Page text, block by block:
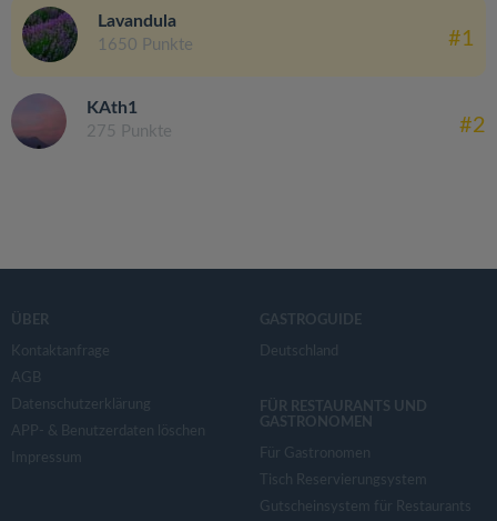
Lavandula
1650 Punkte #1
KAth1
275 Punkte #2
ÜBER
Kontaktanfrage
AGB
Datenschutzerklärung
APP- & Benutzerdaten löschen
Impressum
GASTROGUIDE
Deutschland
FÜR RESTAURANTS UND
GASTRONOMEN
Für Gastronomen
Tisch Reservierungsystem
Gutscheinsystem für Restaurants